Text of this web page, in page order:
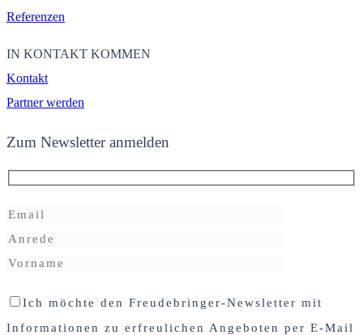
Referenzen
IN KONTAKT KOMMEN
Kontakt
Partner werden
Zum Newsletter anmelden
Ich möchte den Freudebringer-Newsletter mit
Informationen zu erfreulichen Angeboten per E-Mail